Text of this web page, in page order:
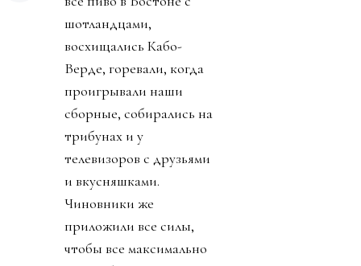
шотландцами,
восхищались Кабо-
Верде, горевали, когда
проигрывали наши
сборные, собирались на
трибунах и у
телевизоров с друзьями
и вкусняшками.
Чиновники же
приложили все силы,
чтобы все максимально